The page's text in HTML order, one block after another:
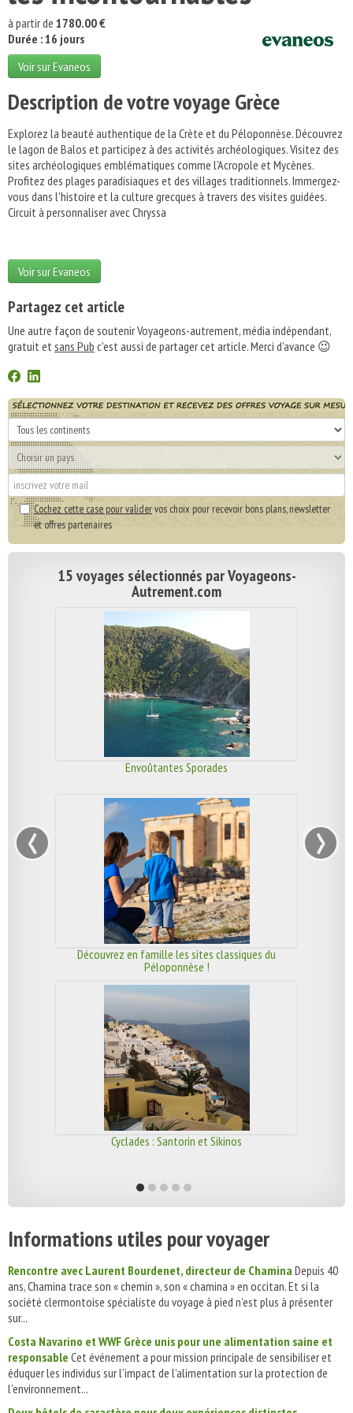
à partir de 1780.00 €
Durée : 16 jours
Voir sur Evaneos
Description de votre voyage Grèce
Explorez la beauté authentique de la Crète et du Péloponnèse. Découvrez
le lagon de Balos et participez à des activités archéologiques. Visitez des
sites archéologiques emblématiques comme l'Acropole et Mycènes.
Profitez des plages paradisiaques et des villages traditionnels. Immergez-
vous dans l'histoire et la culture grecques à travers des visites guidées.
Circuit à personnaliser avec Chryssa
Voir sur Evaneos
Partagez cet article
Une autre façon de soutenir Voyageons-autrement, média indépendant,
gratuit etsans Pub c'est aussi de partager cet article. Merci d'avance 😉
Cochez cette case pour validervos choix pour recevoir bons plans, newsletter
et offres partenaires
15 voyages sélectionnés par Voyageons-
Autrement.com
Envoûtantes Sporades
Découvrez en famille les sites classiques du
Péloponnèse !
Cyclades : Santorin et Sikinos
‹ ›
Informations utiles pour voyager
Rencontre avec Laurent Bourdenet, directeur de Chamina Depuis 40
ans, Chamina trace son « chemin », son « chamina » en occitan. Et si la
société clermontoise spécialiste du voyage à pied n’est plus à présenter
sur...
Costa Navarino et WWF Grèce unis pour une alimentation saine et
responsable Cet événement a pour mission principale de sensibiliser et
éduquer les individus sur l’impact de l’alimentation sur la protection de
l’environnement...